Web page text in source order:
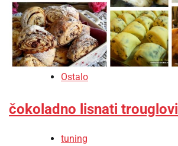
Ostalo
čokoladno lisnati trouglovi
tuning